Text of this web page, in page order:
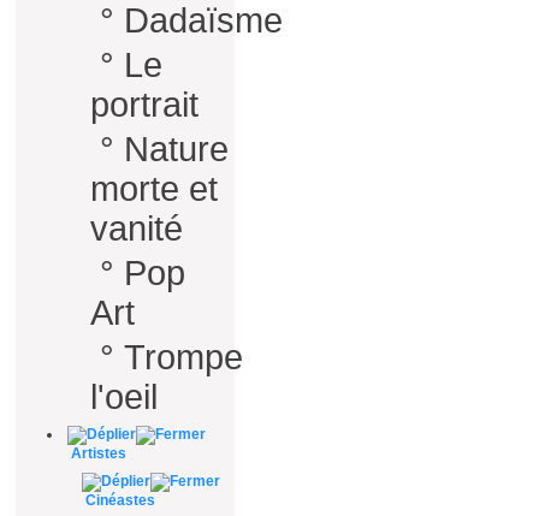
° Dadaïsme
° Le
portrait
° Nature
morte et
vanité
° Pop
Art
° Trompe
l'oeil
Artistes
Cinéastes